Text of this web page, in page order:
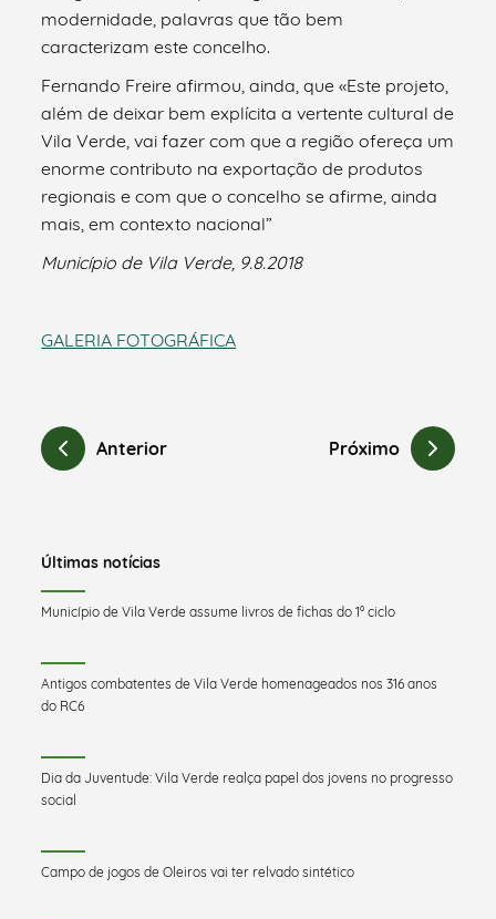
modernidade, palavras que tão bem
caracterizam este concelho.
Fernando Freire afirmou, ainda, que «Este projeto,
além de deixar bem explícita a vertente cultural de
Vila Verde, vai fazer com que a região ofereça um
enorme contributo na exportação de produtos
regionais e com que o concelho se afirme, ainda
mais, em contexto nacional”
Município de Vila Verde, 9.8.2018
GALERIA FOTOGRÁFICA
Anterior Próximo
Últimas notícias
Município de Vila Verde assume livros de fichas do 1º ciclo
Antigos combatentes de Vila Verde homenageados nos 316 anos
do RC6
Dia da Juventude: Vila Verde realça papel dos jovens no progresso
social
Campo de jogos de Oleiros vai ter relvado sintético